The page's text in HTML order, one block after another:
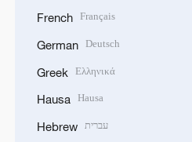
French Français
German Deutsch
Greek Ελληνικά
Hausa Hausa
Hebrew עברית